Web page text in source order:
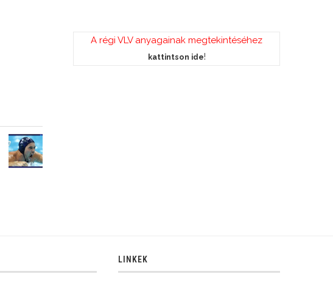
A régi VLV anyagainak megtekintéséhez
kattintson ide!
LINKEK